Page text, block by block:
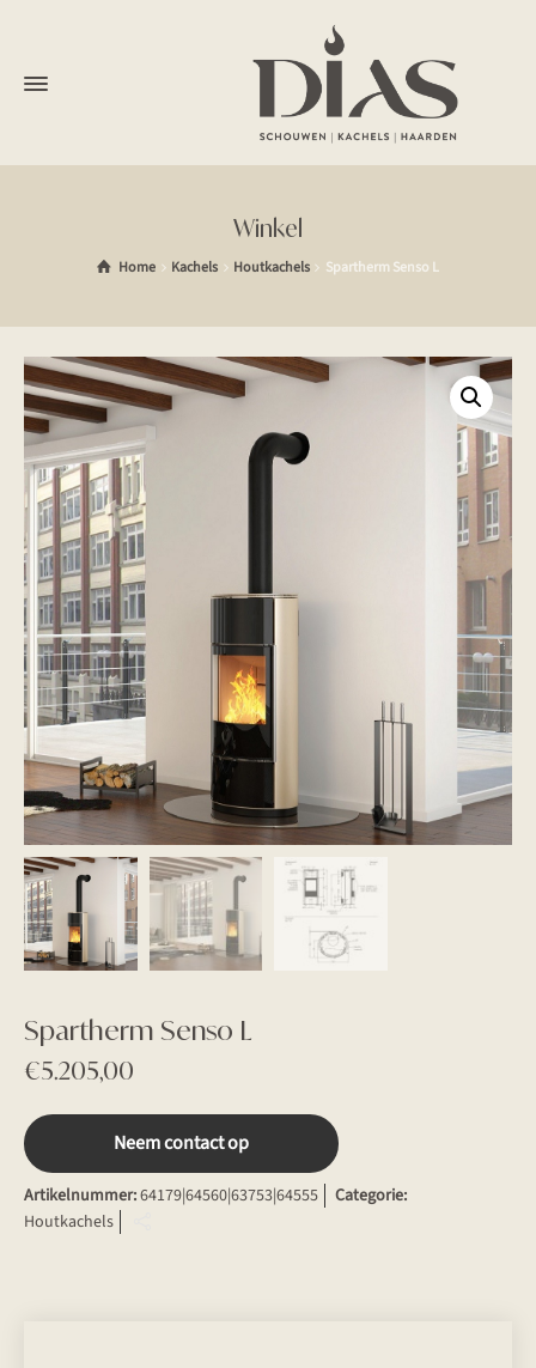
Winkel
Home Kachels Houtkachels Spartherm Senso L
Spartherm Senso L
€5.205,00
Neem contact op
Artikelnummer:64179|64560|63753|64555
Categorie:
Houtkachels